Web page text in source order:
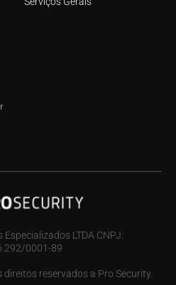
LTDA CNPJ:
0001-89
reservados a Pro Security.